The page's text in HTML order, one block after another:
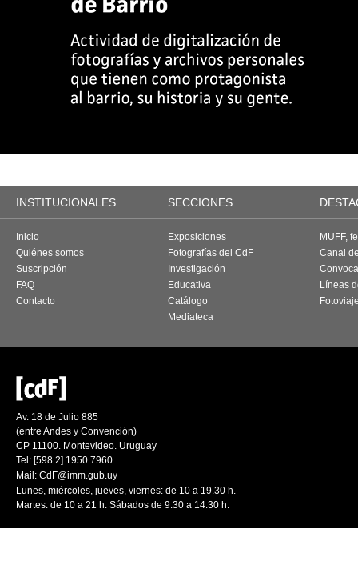
INSTITUCIONALES SECCIONES
Inicio
Quiénes somos
Suscripción
FAQ
Contacto
Exposiciones
Fotografías del CdF
Investigación
Educativa
Catálogo
Mediateca
MUFF,
Canal
Líneas
Av. 18 de Julio 885
(entre Andes y Convención)
CP 11100. Montevideo. Uruguay
Tel: [598 2] 1950 7960
Mail: CdF@imm.gub.uy
Lunes, miércoles, jueves, viernes: de 10 a 19.30 h.
Martes: de 10 a 21 h. Sábados de 9.30 a 14.30 h.